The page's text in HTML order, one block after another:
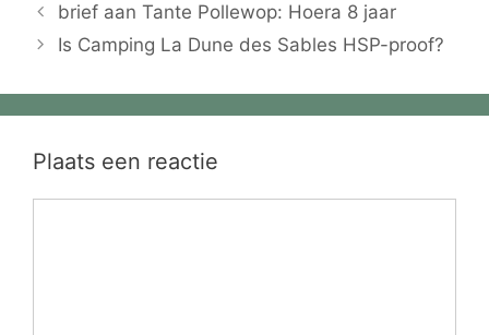
brief aan Tante Pollewop: Hoera 8 jaar
Is Camping La Dune des Sables HSP-proof?
Plaats een reactie